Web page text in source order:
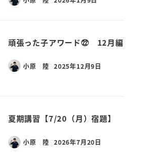
頑張った子アワード㉒ 12月編
小原 陸 2025年12月9日
夏期講習【7/20（月）宿題】
小原 陸 2026年7月20日